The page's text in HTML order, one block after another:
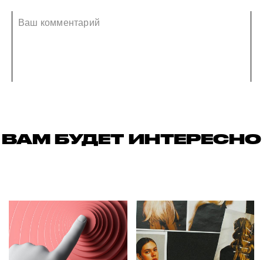
ВАМ БУДЕТ ИНТЕРЕСНО